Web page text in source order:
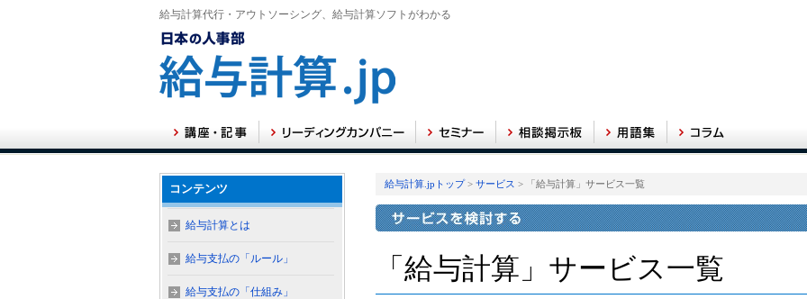
給与計算代行・アウトソーシング、給与計算ソフトがわかる
給与計算.jpトップ> サービス > 「給与計算」サービス一覧
「給与計算」サービス一覧
コンテンツ
給与計算とは
給与支払の「ルール」
給与支払の「仕組み」